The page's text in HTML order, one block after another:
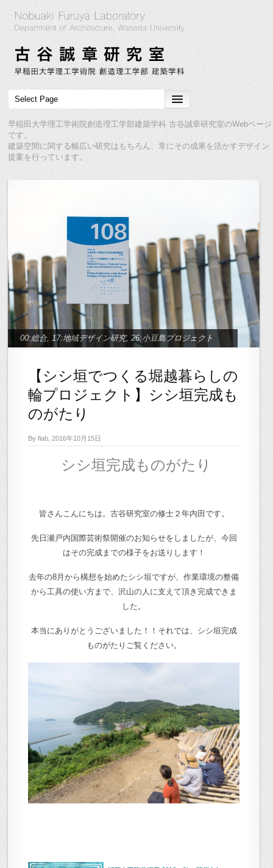
早稲田大学理工学術院創造理工学部建築学科 古谷誠章研究室のWebページ
です。
建築空間に関する幅広い研究はもちろん、常にその成果を活かすデザイン
提案を行っています。
00:総合, 17:地域デザイン研究,26:小豆島プロジェクト
【シシ垣でつくる堀越暮らしの
輪プロジェクト】シシ垣完成も
のがたり
By flab, 2016年10月15日
シシ垣完成ものがたり
皆さんこんにちは。古谷研究室の修士２年内田です。
先日瀬戸内国際芸術祭開催のお知らせをしましたが、今回
はその完成までの様子をお送りします！
去年の8月から構想を始めたシシ垣ですが、作業環境の整備
から工具の使い方まで、沢山の人に支えて頂き完成できま
した。
本当にありがとうございました！！それでは、シシ垣完成
ものがたりご覧ください。